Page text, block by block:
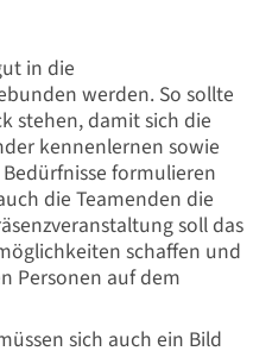
in die
werden. So sollte
stehen, damit sich die
kennenlernen sowie
formulieren
die Teamenden die
soll das
schaffen und
Personen auf dem
sich auch ein Bild